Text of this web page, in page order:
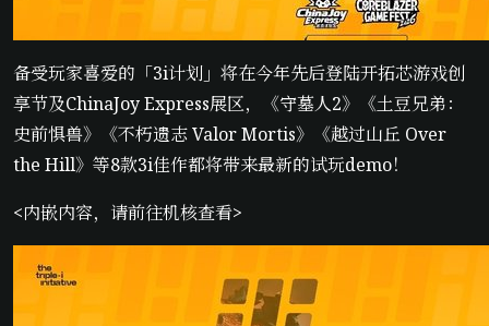
备受玩家喜爱的「3i计划」将在今年先后登陆开拓芯游戏创
享节及ChinaJoy Express展区，《守墓人2》《土豆兄弟：
史前惧兽》《不朽遗志 Valor Mortis》《越过山丘 Over
the Hill》等8款3i佳作都将带来最新的试玩demo！
<内嵌内容，请前往机核查看>